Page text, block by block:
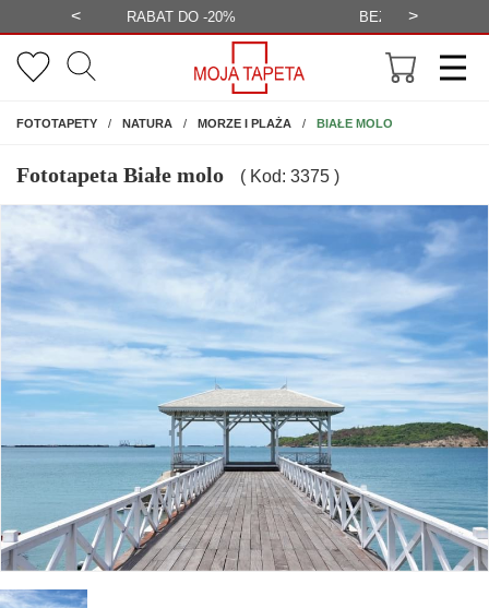
< BEZPŁATNA WIZUALIZACJA >
FOTOTAPETYNA ŚCIANĘ
NATURA MORZE I PLAŻA BIAŁE MOLO
Fototapeta Białe molo ( Kod: 3375 )